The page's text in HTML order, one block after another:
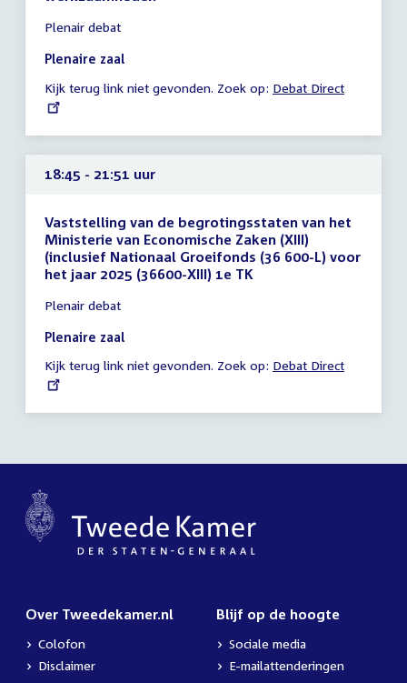
vergadering
13:25
13:26
uur
Plenair debat
Plenaire zaal
Kijk terug link niet gevonden. Zoek op: External
Debat Direct
18:45 - 21:51 uur
Vaststelling van de begrotingsstaten van het
Ministerie van Economische Zaken (XIII)
(inclusief Nationaal Groeifonds (36 600-L) voor
het jaar 2025 (36600-XIII) 1e TK
vergadering
18:45
21:51
uur
Plenair debat
Plenaire zaal
Kijk terug link niet gevonden. Zoek op: External
Debat Direct
Over Tweedekamer.nl
Colofon
Disclaimer
Blijf op de hoogte
Sociale media
E-mailattenderingen